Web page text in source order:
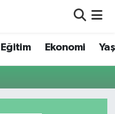
Eğitim Ekonomi